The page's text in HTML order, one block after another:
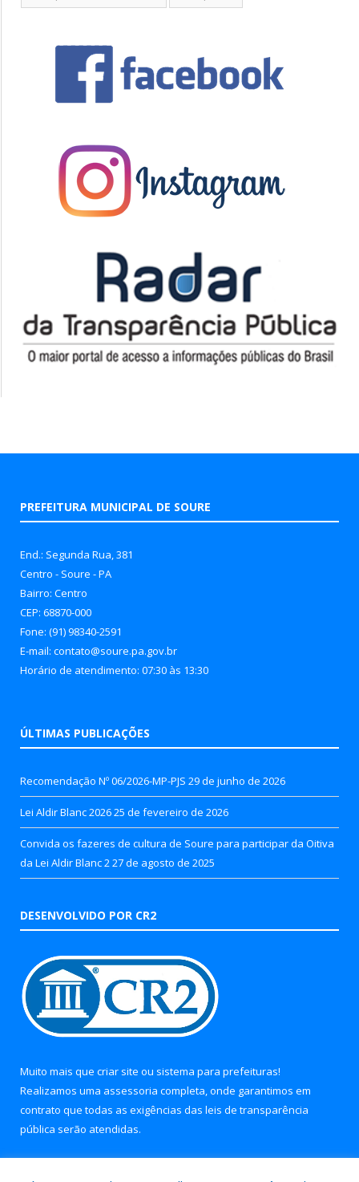
PREFEITURA MUNICIPAL DE SOURE
End.: Segunda Rua, 381
Centro - Soure - PA
Bairro: Centro
CEP: 68870-000
Fone: (91) 98340-2591
E-mail: contato@soure.pa.gov.br
Horário de atendimento: 07:30 às 13:30
ÚLTIMAS PUBLICAÇÕES
Recomendação Nº 06/2026-MP-PJS 29 de junho de 2026
Lei Aldir Blanc 202625 de fevereiro de 2026
Convida os fazeres de cultura de Soure para participar da Oitiva
da Lei Aldir Blanc 2 27 de agosto de 2025
DESENVOLVIDO POR CR2
Muito mais que criar site ou sistema para prefeituras!
Realizamos uma assessoria completa, onde garantimos em
contrato que todas as exigências das leis de transparência
pública serão atendidas.